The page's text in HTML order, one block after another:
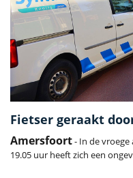
Fietser geraakt
Amersfoort- In de
19.05 uur heeft zich een